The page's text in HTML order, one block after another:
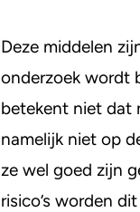
Deze middelen
onderzoek wordt
betekent niet dat
namelijk niet op
ze wel goed zijn
risico’s worden